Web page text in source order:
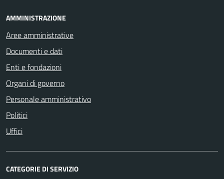
AMMINISTRAZIONE
Aree amministrative
Documenti e dati
Enti e fondazioni
Organi di governo
Personale amministrativo
Politici
Uffici
CATEGORIE DI SERVIZIO